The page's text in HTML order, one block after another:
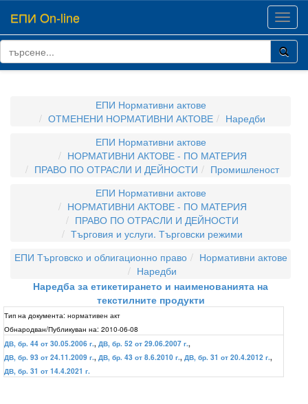
ЕПИ On-line
ЕПИ Нормативни актове
ОТМЕНЕНИ НОРМАТИВНИ АКТОВЕ
Наредби
ЕПИ Нормативни актове
НОРМАТИВНИ АКТОВЕ - ПО МАТЕРИЯ
ПРАВО ПО ОТРАСЛИ И ДЕЙНОСТИ
Промишленост
ЕПИ Нормативни актове
НОРМАТИВНИ АКТОВЕ - ПО МАТЕРИЯ
ПРАВО ПО ОТРАСЛИ И ДЕЙНОСТИ
Търговия и услуги. Търговски режими
ЕПИ Търговско и облигационно право
Нормативни актове
Наредби
Наредба за етикетирането и наименованията на
текстилните продукти
Тип на документа: нормативен акт
Обнародван/Публикуван на: 2010-06-08
ДВ, бр. 44 от 30.05.2006 г., ДВ, бр. 52 от 29.06.2007 г.,
ДВ, бр. 93 от 24.11.2009 г., ДВ, бр. 43 от 8.6.2010 г., ДВ, бр. 31 от 20.4.2012 г.,
ДВ, бр. 31 от 14.4.2021 г.